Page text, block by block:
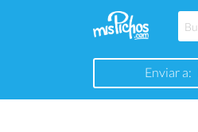
Enviar a: